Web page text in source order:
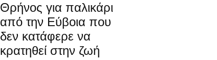
Θρήνος για παλικάρι
από την Εύβοια που
δεν κατάφερε να
κρατηθεί στην ζωή